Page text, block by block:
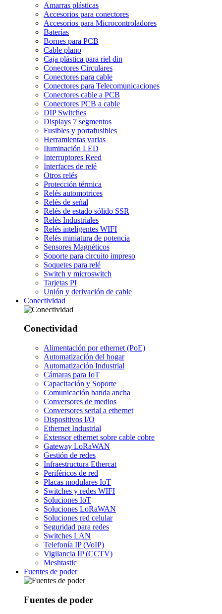
Amarras plásticas
Accesorios para conectores
Accesorios para Microcontroladores
Baterías
Bornes para PCB
Cable plano
Caja plástica para riel din
Conectores Circulares
Conectores para cable
Conectores para Telecomunicaciones
Conectores cable a PCB
Conectores PCB a cable
DIP Switches
Displays 7 segmentos
Fusibles y portafusibles
Herramientas varias
Iluminación LED
Interruptores Reed
Interfaces de relé
Otros relés
Protección térmica
Relés automotrices
Relés de señal
Relés de estado sólido SSR
Relés Industriales
Relés inteligentes WIFI
Relés miniatura de potencia
Sensores Magnéticos
Soporte para circuito impreso
Soquetes para relé
Switch y microswitch
Tarjetas PI
Unión y derivación de cable
Conectividad
Conectividad
Alimentación por ethernet (PoE)
Automatización del hogar
Automatización Industrial
Cámaras para IoT
Capacitación y Soporte
Comunicación banda ancha
Conversores de medios
Conversores serial a ethernet
Dispositivos I/O
Ethernet Industrial
Extensor ethernet sobre cable cobre
Gateway LoRaWAN
Gestión de redes
Infraestructura Ethercat
Periféricos de red
Placas modulares IoT
Switches y redes WIFI
Soluciones IoT
Soluciones LoRaWAN
Soluciones red celular
Seguridad para redes
Switches LAN
Telefonía IP (VoIP)
Vigilancia IP (CCTV)
Meshtastic
Fuentes de poder
Fuentes de poder